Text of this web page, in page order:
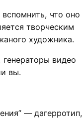
что оно
творческим
художника.
видео
вы.
— дагерротип,